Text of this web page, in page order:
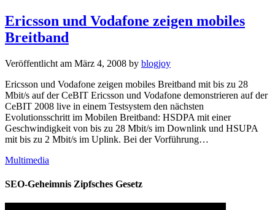
Ericsson und Vodafone zeigen mobiles
Breitband
Veröffentlicht am März 4, 2008 by blogjoy
Ericsson und Vodafone zeigen mobiles Breitband mit bis zu 28
Mbit/s auf der CeBIT Ericsson und Vodafone demonstrieren auf der
CeBIT 2008 live in einem Testsystem den nächsten
Evolutionsschritt im Mobilen Breitband: HSDPA mit einer
Geschwindigkeit von bis zu 28 Mbit/s im Downlink und HSUPA
mit bis zu 2 Mbit/s im Uplink. Bei der Vorführung…
Kategorien
Multimedia
SEO-Geheimnis Zipfsches Gesetz